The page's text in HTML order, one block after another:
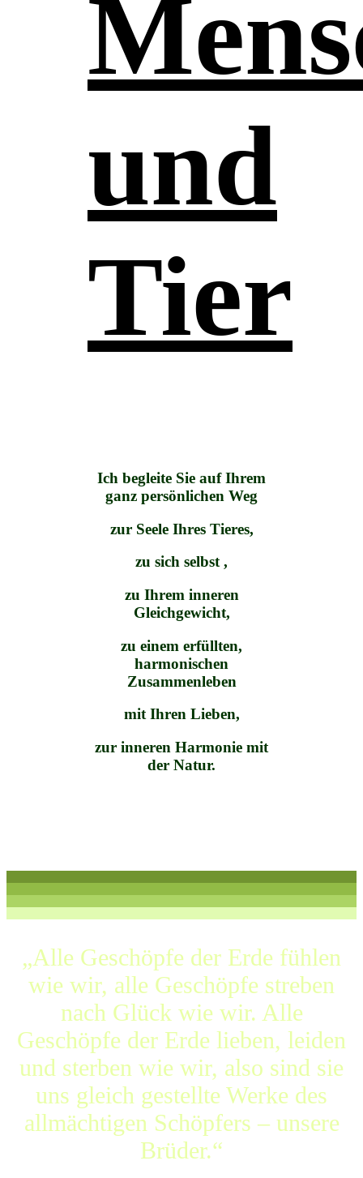
und
Tier
Ich begleite Sie auf Ihrem
ganz persönlichen Weg
zur Seele Ihres Tieres,
zu sich selbst ,
zu Ihrem inneren
Gleichgewicht,
zu einem erfüllten,
harmonischen
Zusammenleben
mit Ihren Lieben,
zur inneren Harmonie mit
der Natur.
„Alle Geschöpfe der Erde fühlen
wie wir, alle Geschöpfe streben
nach Glück wie wir. Alle
Geschöpfe der Erde lieben, leiden
und sterben wie wir, also sind sie
uns gleich gestellte Werke des
allmächtigen Schöpfers – unsere
Brüder.“